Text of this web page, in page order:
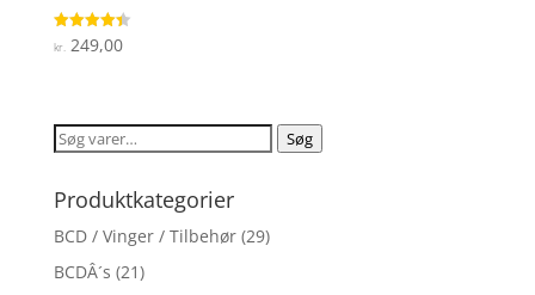
Vurderet
4.4
kr.249,00
Søg
Søg
Produktkategorier
BCD / Vinger / Tilbehør (29)
BCDÂ´s (21)